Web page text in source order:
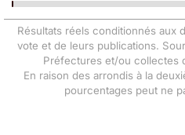
Résultats réels conditionnés aux
vote et de leurs publications.
Préfectures et/ou collectes
En raison des arrondis à la
pourcentages peut ne